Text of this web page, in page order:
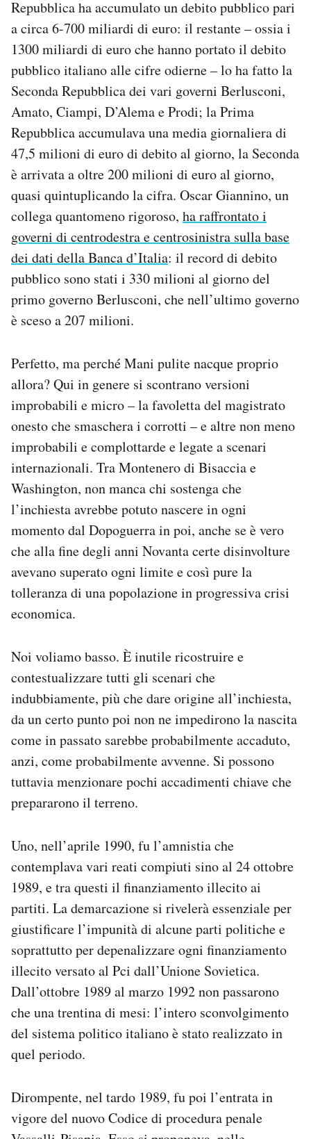
Repubblica ha accumulato un debito pubblico pari
a circa 6-700 miliardi di euro: il restante – ossia i
1300 miliardi di euro che hanno portato il debito
pubblico italiano alle cifre odierne – lo ha fatto la
Seconda Repubblica dei vari governi Berlusconi,
Amato, Ciampi, D’Alema e Prodi; la Prima
Repubblica accumulava una media giornaliera di
47,5 milioni di euro di debito al giorno, la Seconda
è arrivata a oltre 200 milioni di euro al giorno,
quasi quintuplicando la cifra. Oscar Giannino, un
collega quantomeno rigoroso, ha raffrontato i
governi di centrodestra e centrosinistra sulla base
dei dati della Banca d’Italia: il record di debito
pubblico sono stati i 330 milioni al giorno del
primo governo Berlusconi, che nell’ultimo governo
è sceso a 207 milioni.
Perfetto, ma perché Mani pulite nacque proprio
allora? Qui in genere si scontrano versioni
improbabili e micro – la favoletta del magistrato
onesto che smaschera i corrotti – e altre non meno
improbabili e complottarde e legate a scenari
internazionali. Tra Montenero di Bisaccia e
Washington, non manca chi sostenga che
l’inchiesta avrebbe potuto nascere in ogni
momento dal Dopoguerra in poi, anche se è vero
che alla fine degli anni Novanta certe disinvolture
avevano superato ogni limite e così pure la
tolleranza di una popolazione in progressiva crisi
economica.
Noi voliamo basso. È inutile ricostruire e
contestualizzare tutti gli scenari che
indubbiamente, più che dare origine all’inchiesta,
da un certo punto poi non ne impedirono la nascita
come in passato sarebbe probabilmente accaduto,
anzi, come probabilmente avvenne. Si possono
tuttavia menzionare pochi accadimenti chiave che
prepararono il terreno.
Uno, nell’aprile 1990, fu l’amnistia che
contemplava vari reati compiuti sino al 24 ottobre
1989, e tra questi il finanziamento illecito ai
partiti. La demarcazione si rivelerà essenziale per
giustificare l’impunità di alcune parti politiche e
soprattutto per depenalizzare ogni finanziamento
illecito versato al Pci dall’Unione Sovietica.
Dall’ottobre 1989 al marzo 1992 non passarono
che una trentina di mesi: l’intero sconvolgimento
del sistema politico italiano è stato realizzato in
quel periodo.
Dirompente, nel tardo 1989, fu poi l’entrata in
vigore del nuovo Codice di procedura penale